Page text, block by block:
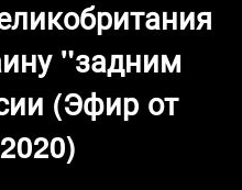
"задним
(Эфир от